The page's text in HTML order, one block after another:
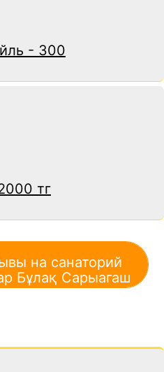
- 300
тг
на санаторий
Бұлақ Сарыагаш